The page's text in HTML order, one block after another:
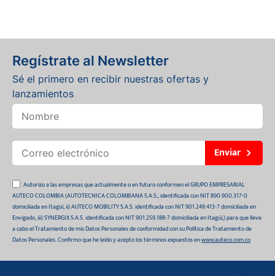
Regístrate al Newsletter
Sé el primero en recibir nuestras ofertas y
lanzamientos
Enviar
Autorizo a las empresas que actualmente o en futuro conformen el GRUPO EMPRESARIAL
AUTECO COLOMBIA (AUTOTECNICA COLOMBIANA S.A.S., identificada con NIT 890.900.317-0
domiciliada en Itagüí, ii) AUTECO MOBILITY S.A.S. identificada con NIT 901.249.413-7 domiciliada en
Envigado, iii) SYNERGIX S.A.S. identificada con NIT 901.259.188-7 domiciliada en Itagüí,) para que lleve
a cabo el Tratamiento de mis Datos Personales de conformidad con su Política de Tratamiento de
Datos Personales. Confirmo que he leído y acepto los términos expuestos enwww.auteco.com.co